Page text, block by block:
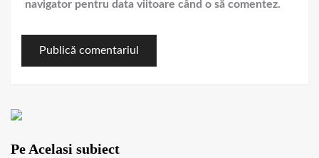
navigator pentru data viitoare când o să comentez.
Pe Acelasi subiect